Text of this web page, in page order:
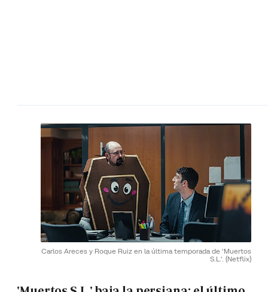
Carlos Areces y Roque Ruiz en la última temporada de 'Muertos
S.L.'. (Netflix)